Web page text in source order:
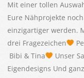
Mit einer tollen
Eure Nähprojekte
einzigartiger werden.
drei Fragezeichen
Bibi & Tina
Unser
Eigendesigns Und